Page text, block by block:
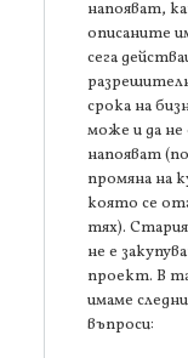
напояват,
описаните
сега
срока на
може и да не
напояват
промяна на
която се
тях).
не е
проект. В
имаме
въпроси: